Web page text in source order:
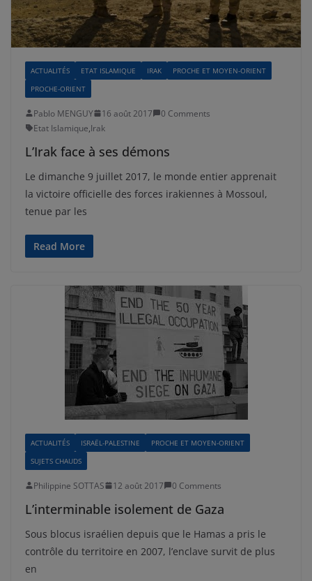
ACTUALITÉS ETAT ISLAMIQUE IRAK
PROCHE ET MOYEN-ORIENT
PROCHE-ORIENT
Pablo MENGUY 16 août 2017
0 Comments
Etat Islamique,Irak
L’Irak face à ses démons
Le dimanche 9 juillet 2017, le monde entier apprenait
la victoire officielle des forces irakiennes à Mossoul,
tenue par les
Read More
ACTUALITÉS ISRAËL-PALESTINE
PROCHE ET MOYEN-ORIENT
SUJETS CHAUDS
Philippine SOTTAS 12 août 2017 0 Comments
L’interminable isolement de Gaza
Sous blocus israélien depuis que le Hamas a pris le
contrôle du territoire en 2007, l’enclave survit de plus
en